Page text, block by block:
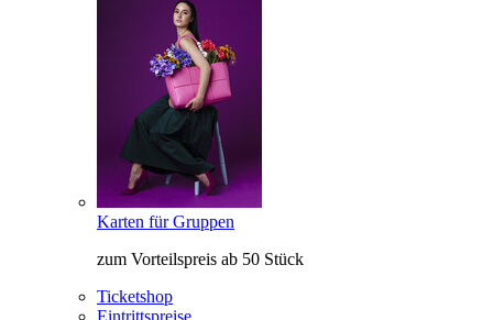
Karten für Gruppen
zum Vorteilspreis ab 50 Stück
Ticketshop
Eintrittspreise